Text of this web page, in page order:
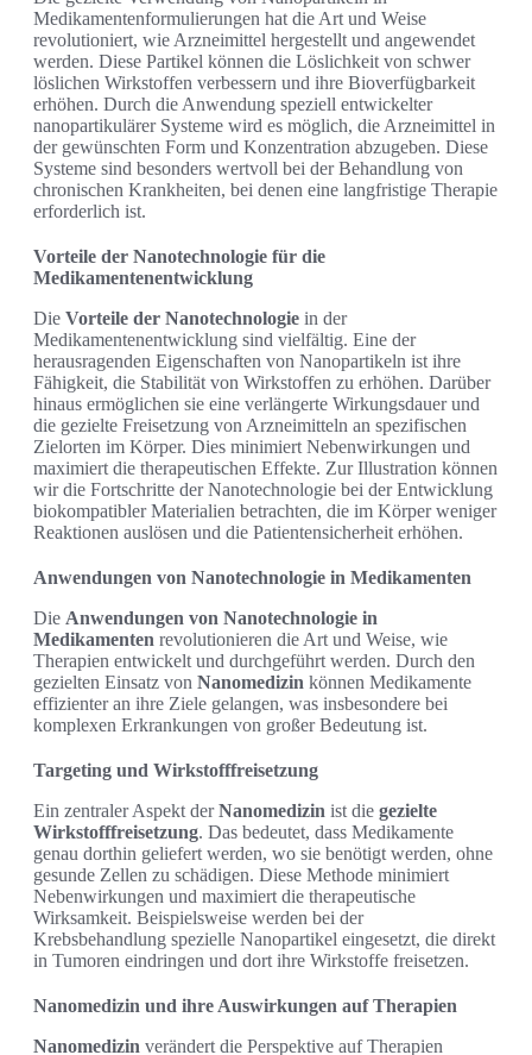
Medikamentenformulierungen hat die Art und Weise
revolutioniert, wie Arzneimittel hergestellt und angewendet
werden. Diese Partikel können die Löslichkeit von schwer
löslichen Wirkstoffen verbessern und ihre Bioverfügbarkeit
erhöhen. Durch die Anwendung speziell entwickelter
nanopartikulärer Systeme wird es möglich, die Arzneimittel in
der gewünschten Form und Konzentration abzugeben. Diese
Systeme sind besonders wertvoll bei der Behandlung von
chronischen Krankheiten, bei denen eine langfristige Therapie
erforderlich ist.
Vorteile der Nanotechnologie für die
Medikamentenentwicklung
Die Vorteile der Nanotechnologie in der
Medikamentenentwicklung sind vielfältig. Eine der
herausragenden Eigenschaften von Nanopartikeln ist ihre
Fähigkeit, die Stabilität von Wirkstoffen zu erhöhen. Darüber
hinaus ermöglichen sie eine verlängerte Wirkungsdauer und
die gezielte Freisetzung von Arzneimitteln an spezifischen
Zielorten im Körper. Dies minimiert Nebenwirkungen und
maximiert die therapeutischen Effekte. Zur Illustration können
wir die Fortschritte der Nanotechnologie bei der Entwicklung
biokompatibler Materialien betrachten, die im Körper weniger
Reaktionen auslösen und die Patientensicherheit erhöhen.
Anwendungen von Nanotechnologie in Medikamenten
Die Anwendungen von Nanotechnologie in
Medikamenten revolutionieren die Art und Weise, wie
Therapien entwickelt und durchgeführt werden. Durch den
gezielten Einsatz von Nanomedizin können Medikamente
effizienter an ihre Ziele gelangen, was insbesondere bei
komplexen Erkrankungen von großer Bedeutung ist.
Targeting und Wirkstofffreisetzung
Ein zentraler Aspekt derNanomedizin ist die gezielte
Wirkstofffreisetzung. Das bedeutet, dass Medikamente
genau dorthin geliefert werden, wo sie benötigt werden, ohne
gesunde Zellen zu schädigen. Diese Methode minimiert
Nebenwirkungen und maximiert die therapeutische
Wirksamkeit. Beispielsweise werden bei der
Krebsbehandlung spezielle Nanopartikel eingesetzt, die direkt
in Tumoren eindringen und dort ihre Wirkstoffe freisetzen.
Nanomedizin und ihre Auswirkungen auf Therapien
Nanomedizin verändert die Perspektive auf Therapien